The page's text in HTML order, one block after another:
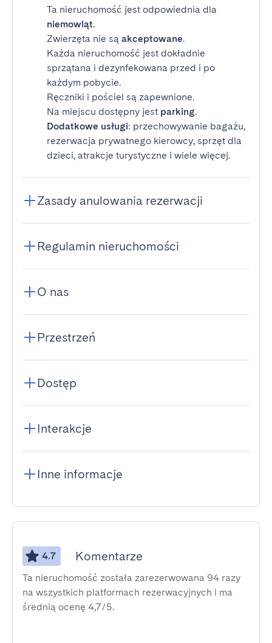
Ta nieruchomość jest odpowiednia dla
niemowląt.
Zwierzęta nie są akceptowane.
Każda nieruchomość jest dokładnie
sprzątana i dezynfekowana przed i po
każdym pobycie.
Ręczniki i pościel są zapewnione.
Na miejscu dostępny jest parking.
Dodatkowe usługi: przechowywanie bagażu,
rezerwacja prywatnego kierowcy, sprzęt dla
dzieci, atrakcje turystyczne i wiele więcej.
Zasady anulowania rezerwacji
Regulamin nieruchomości
O nas
Przestrzeń
Dostęp
Interakcje
Inne informacje
4.7 Komentarze
Ta nieruchomość została zarezerwowana 94 razy
na wszystkich platformach rezerwacyjnych i ma
średnią ocenę 4,7/5.